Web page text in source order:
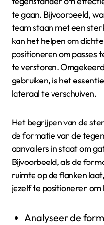
te gaan. Bijvoorbeeld,
team staan met een
kan het helpen om
positioneren om passes
te verstoren.
gebruiken, is het
lateraal te verschuiven.
Het begrijpen van de
de formatie van de
aanvallers in staat om
Bijvoorbeeld, als de
ruimte op de flanken
jezelf te positioneren om
Analyseer de